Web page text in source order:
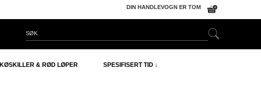
DIN HANDLEVOGN ER TOM
KØSKILLER & RØD LØPER SPESIFISERT TID ↓